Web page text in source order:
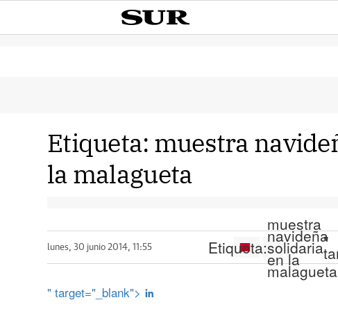
Etiqueta: muestra
la malagueta
lunes, 30 junio 2014, 11:55 Etiqueta:
muestra
navideña
solidaria
en la
malagueta
"
" target="_blank">